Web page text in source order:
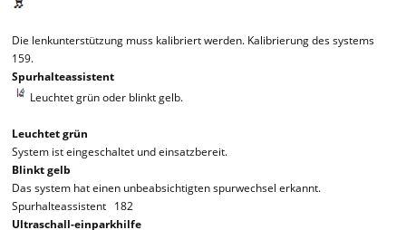
Die lenkunterstützung muss kalibriert werden. Kalibrierung des systems
159.
Spurhalteassistent
Leuchtet grün oder blinkt gelb.
Leuchtet grün
System ist eingeschaltet und einsatzbereit.
Blinkt gelb
Das system hat einen unbeabsichtigten spurwechsel erkannt.
Spurhalteassistent 182
Ultraschall-einparkhilfe